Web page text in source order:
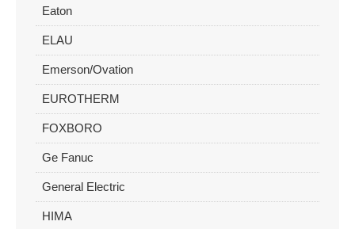
Eaton
ELAU
Emerson/Ovation
EUROTHERM
FOXBORO
Ge Fanuc
General Electric
HIMA